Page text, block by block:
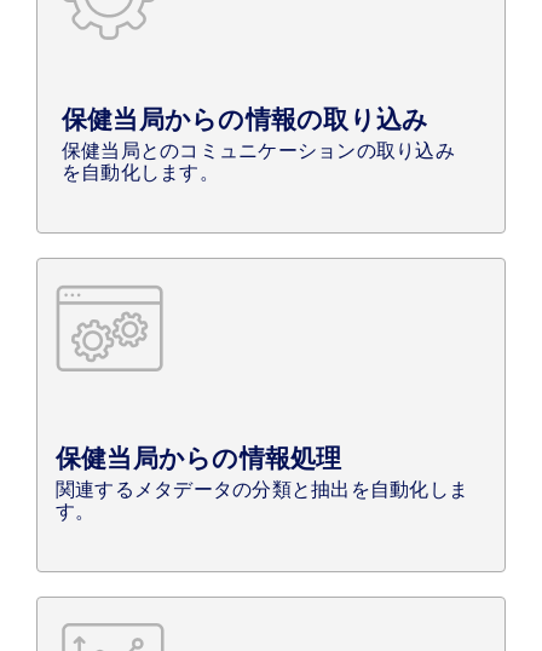
保健当局からの情報の取り込み
保健当局とのコミュニケーションの取り込み
を自動化します。
保健当局からの情報処理
関連するメタデータの分類と抽出を自動化しま
す。